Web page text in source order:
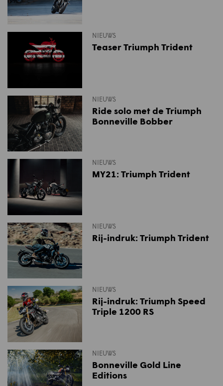
NIEUWS
Teaser Triumph Trident
NIEUWS
Ride solo met de Triumph
Bonneville Bobber
NIEUWS
MY21: Triumph Trident
NIEUWS
Rij-indruk: Triumph Trident
NIEUWS
Rij-indruk: Triumph Speed
Triple 1200 RS
NIEUWS
Bonneville Gold Line
Editions